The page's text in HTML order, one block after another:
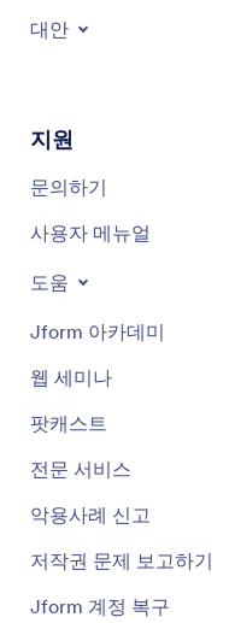
대안
지원
문의하기
사용자 메뉴얼
도움
Jform 아카데미
웹 세미나
팟캐스트
전문 서비스
악용사례 신고
저작권 문제 보고하기
Jform 계정 복구